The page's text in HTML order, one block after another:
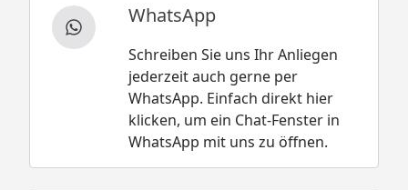
WhatsApp
Schreiben Sie uns Ihr Anliegen
jederzeit auch gerne per
WhatsApp. Einfach direkt hier
klicken, um ein Chat-Fenster in
WhatsApp mit uns zu öffnen.